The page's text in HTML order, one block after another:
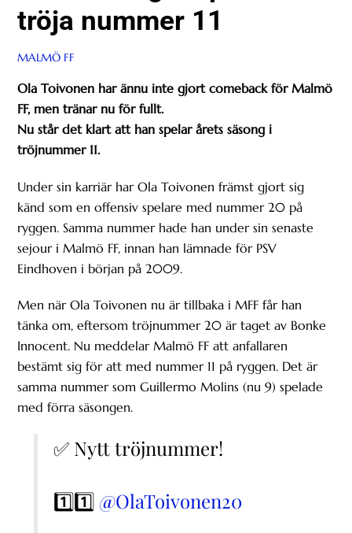
tröja nummer 11
MALMÖ FF
Ola Toivonen har ännu inte gjort comeback för Malmö
FF, men tränar nu för fullt.
Nu står det klart att han spelar årets säsong i
tröjnummer 11.
Under sin karriär har Ola Toivonen främst gjort sig
känd som en offensiv spelare med nummer 20 på
ryggen. Samma nummer hade han under sin senaste
sejour i Malmö FF, innan han lämnade för PSV
Eindhoven i början på 2009.
Men när Ola Toivonen nu är tillbaka i MFF får han
tänka om, eftersom tröjnummer 20 är taget av Bonke
Innocent. Nu meddelar Malmö FF att anfallaren
bestämt sig för att med nummer 11 på ryggen. Det är
samma nummer som Guillermo Molins (nu 9) spelade
med förra säsongen.
✅ Nytt tröjnummer!
1️⃣1️⃣ @OlaToivonen20